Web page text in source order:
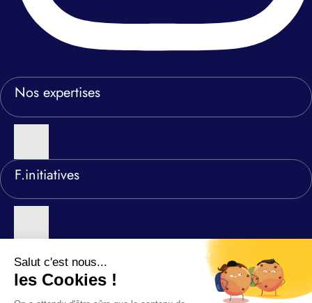
Nos expertises
F.initiatives
Nos agences